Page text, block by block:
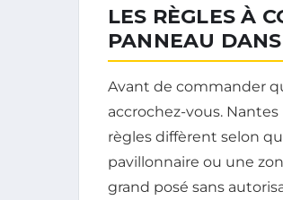
LES RÈGLES À
PANNEAU
Avant de commander
accrochez-vous.
règles diffèrent selon
pavillonnaire ou une
grand posé sans